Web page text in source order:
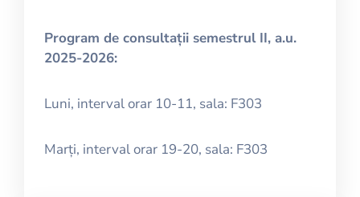
Program de consultații semestrul II, a.u.
2025-2026:
Luni, interval orar 10-11, sala: F303
Marți, interval orar 19-20, sala: F303